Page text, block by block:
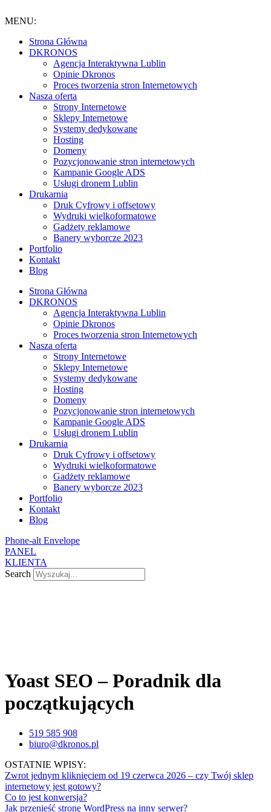
do
MENU:
Strona Główna
DKRONOS
️Agencja Interaktywna Lublin
Opinie Dkronos
Proces tworzenia stron Internetowych
Nasza oferta
Strony Internetowe
Sklepy Internetowe
Systemy dedykowane
Hosting
Domeny
Pozycjonowanie stron internetowych
Kampanie Google ADS
Usługi dronem Lublin
Drukarnia
Druk Cyfrowy i offsetowy
Wydruki wielkoformatowe
Gadżety reklamowe
Banery wyborcze 2023
Portfolio
Kontakt
Blog
Strona Główna
DKRONOS
️Agencja Interaktywna Lublin
Opinie Dkronos
Proces tworzenia stron Internetowych
Nasza oferta
Strony Internetowe
Sklepy Internetowe
Systemy dedykowane
Hosting
Domeny
Pozycjonowanie stron internetowych
Kampanie Google ADS
Usługi dronem Lublin
Drukarnia
Druk Cyfrowy i offsetowy
Wydruki wielkoformatowe
Gadżety reklamowe
Banery wyborcze 2023
Portfolio
Kontakt
Blog
Phone-alt Envelope
PANEL
KLIENTA
Search
Yoast SEO – Poradnik dla
początkujących
519 585 908
biuro@dkronos.pl
OSTATNIE WPISY:
Zwrot jednym kliknięciem od 19 czerwca 2026 – czy Twój sklep
internetowy jest gotowy?
Co to jest konwersja?
Jak przenieść stronę WordPress na inny serwer?